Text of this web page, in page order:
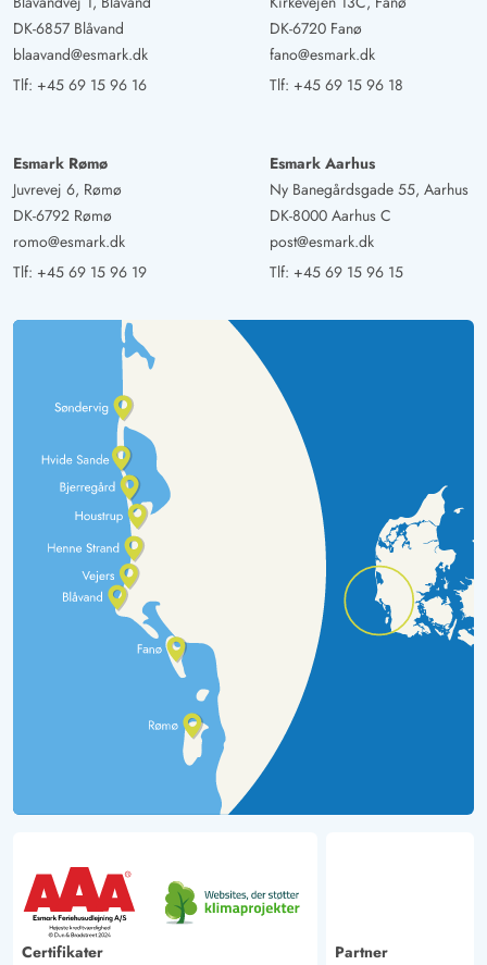
DK-6857 Blåvand
blaavand@esmark.dk
Tlf: +45 69 15 96 16
DK-6720 Fanø
fano@esmark.dk
Tlf: +45 69 15 96 18
Esmark Rømø
Juvrevej 6, Rømø
DK-6792 Rømø
romo@esmark.dk
Tlf: +45 69 15 96 19
Esmark Aarhus
Ny Banegårdsgade 55, Aarhus
DK-8000 Aarhus C
post@esmark.dk
Tlf: +45 69 15 96 15
Certifikater Partner